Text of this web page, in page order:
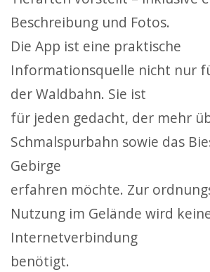
Beschreibung und Fotos.
Die App ist eine praktische
Informationsquelle nicht nur
der Waldbahn. Sie ist
für jeden gedacht, der mehr
Schmalspurbahn sowie das
Gebirge
erfahren möchte. Zur
Nutzung im Gelände wird
Internetverbindung
benötigt.